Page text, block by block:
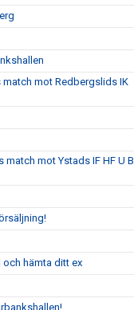
mot Redbergslids IK
mot Ystads IF HF U B
och hämta ditt ex